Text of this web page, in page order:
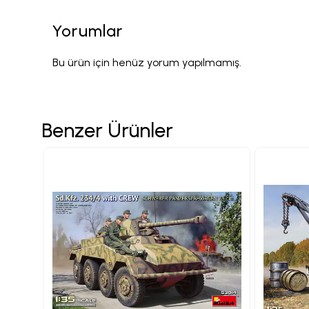
Yorumlar
Bu ürün için henüz yorum yapılmamış.
Benzer Ürünler